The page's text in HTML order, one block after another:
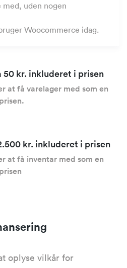
uden nogen
Woocommerce idag.
50 kr. inkluderet i prisen
at få varelager med som en
kr. inkluderet i prisen
at få inventar med som en
oplyse vilkår for